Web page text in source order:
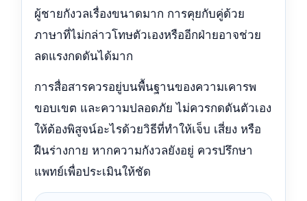
ผู้ชายกังวลเรื่องขนาดมาก การคุยกับคู่ด้วย
ภาษาที่ไม่กล่าวโทษตัวเองหรืออีกฝ่ายอาจช่วย
ลดแรงกดดันได้มาก
การสื่อสารควรอยู่บนพื้นฐานของความเคารพ
ขอบเขต และความปลอดภัย ไม่ควรกดดันตัวเอง
ให้ต้องพิสูจน์อะไรด้วยวิธีที่ทำให้เจ็บ เสี่ยง หรือ
ฝืนร่างกาย หากความกังวลยังอยู่ ควรปรึกษา
แพทย์เพื่อประเมินให้ชัด